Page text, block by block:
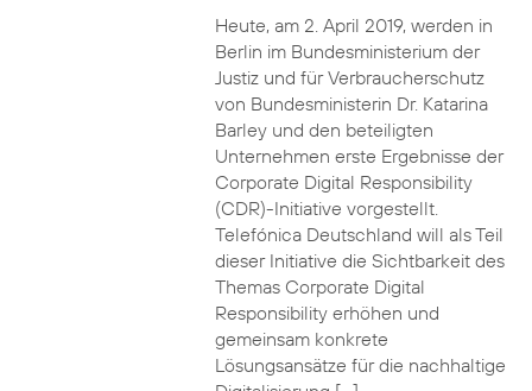
Heute, am 2. April 2019, werden in
Berlin im Bundesministerium der
Justiz und für Verbraucherschutz
von Bundesministerin Dr. Katarina
Barley und den beteiligten
Unternehmen erste Ergebnisse der
Corporate Digital Responsibility
(CDR)-Initiative vorgestellt.
Telefónica Deutschland will als Teil
dieser Initiative die Sichtbarkeit des
Themas Corporate Digital
Responsibility erhöhen und
gemeinsam konkrete
Lösungsansätze für die nachhaltige